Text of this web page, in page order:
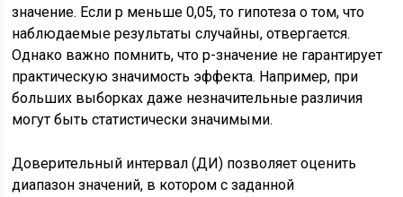
значение. Если p меньше 0,05, то гипотеза о том, что
наблюдаемые результаты случайны, отвергается.
Однако важно помнить, что p-значение не гарантирует
практическую значимость эффекта. Например, при
больших выборках даже незначительные различия
могут быть статистически значимыми.
Доверительный интервал (ДИ) позволяет оценить
диапазон значений, в котором с заданной